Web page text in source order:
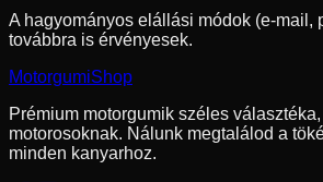
A hagyományos elállási módok (e-mail,
továbbra is érvényesek.
MotorgumiShop
Prémium motorgumik széles
motorosoknak. Nálunk megtalálod a
minden kanyarhoz.